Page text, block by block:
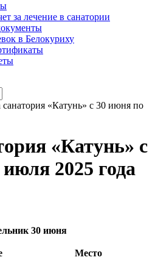
за лечение в санатории
в Белокуриху
«Катунь» с 30 июня по
«Катунь» с
2025 года
30 июня
Место